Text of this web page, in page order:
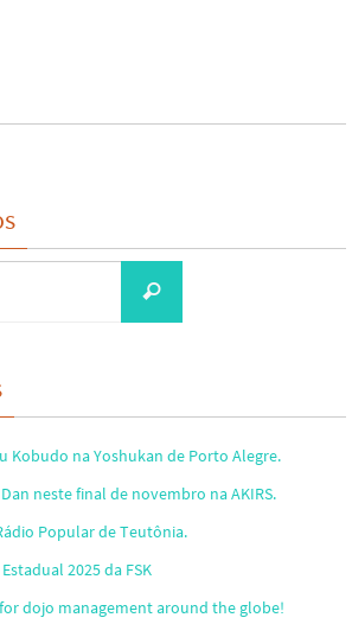
Search
Kobudo na Yoshukan de Porto Alegre.
neste final de novembro na AKIRS.
Popular de Teutônia.
2025 da FSK
dojo management around the globe!